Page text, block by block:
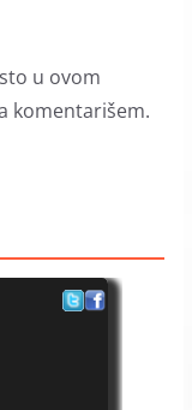
u ovom
komentarišem.